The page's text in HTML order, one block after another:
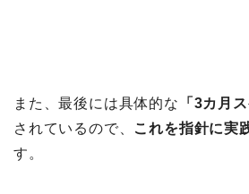
また、最後には具体的な 「3カ月
されているので、 これを指針に実
す。